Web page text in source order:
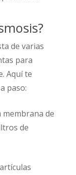
de varias
para
Aquí te
paso:
membrana de
de